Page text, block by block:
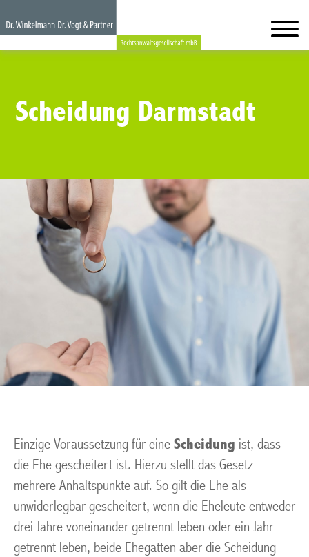
Scheidung Darmstadt
Einzige Voraussetzung für eine Scheidung ist, dass
die Ehe gescheitert ist. Hierzu stellt das Gesetz
mehrere Anhaltspunkte auf. So gilt die Ehe als
unwiderlegbar gescheitert, wenn die Eheleute entweder
drei Jahre voneinander getrennt leben oder ein Jahr
getrennt leben, beide Ehegatten aber die Scheidung